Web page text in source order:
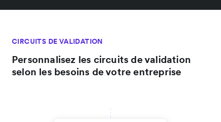
CIRCUITS DE VALIDATION
Personnalisez les circuits de validation
selon les besoins de votre entreprise